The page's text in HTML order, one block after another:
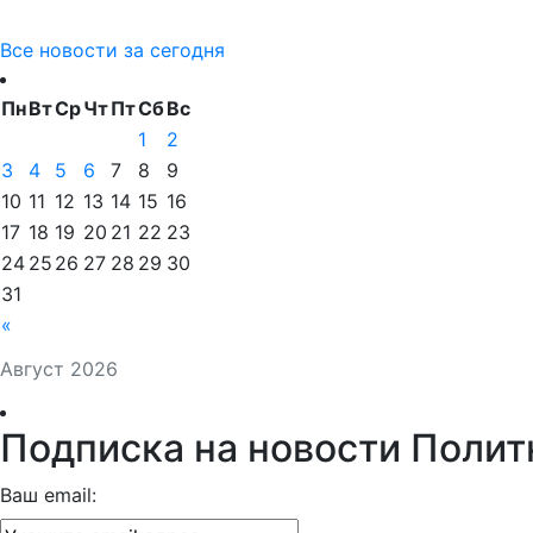
Все новости за сегодня
Август 2026
ПнВтСрЧтПтСбВс
«
1
2
3
4 5 6 7 8
9
10 11 12 13 14 15 16
17 18 19 20 21 22 23
24 25 26 27 28 29 30
31
Подписка на новости
Ваш email: